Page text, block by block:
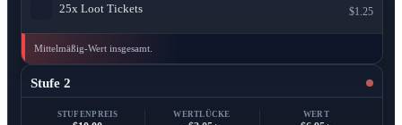
25x Loot Tickets $1.25
Mittelmäßig-Wert insgesamt.
Stufe 2
STUFENPREIS WERTLÜCKE WERT